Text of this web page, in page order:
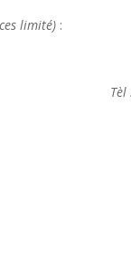
limité) :
: 06 17